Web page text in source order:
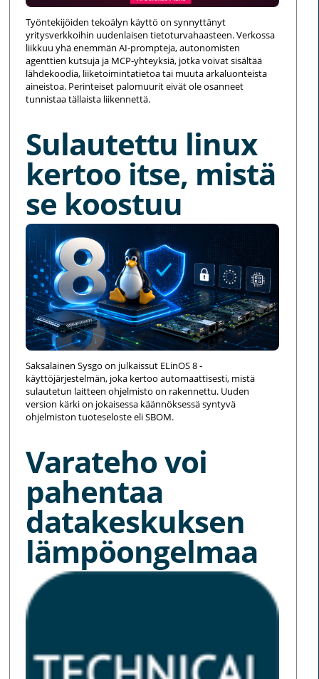
Työntekijöiden tekoälyn käyttö on synnyttänyt
yritysverkkoihin uudenlaisen tietoturvahaasteen. Verkossa
liikkuu yhä enemmän AI-prompteja, autonomisten
agenttien kutsuja ja MCP-yhteyksiä, jotka voivat sisältää
lähdekoodia, liiketoimintatietoa tai muuta arkaluonteista
aineistoa. Perinteiset palomuurit eivät ole osanneet
tunnistaa tällaista liikennettä.
Sulautettu linux
kertoo itse, mistä
se koostuu
Saksalainen Sysgo on julkaissut ELinOS 8 -
käyttöjärjestelmän, joka kertoo automaattisesti, mistä
sulautetun laitteen ohjelmisto on rakennettu. Uuden
version kärki on jokaisessa käännöksessä syntyvä
ohjelmiston tuoteseloste eli SBOM.
Varateho voi
pahentaa
datakeskuksen
lämpöongelmaa